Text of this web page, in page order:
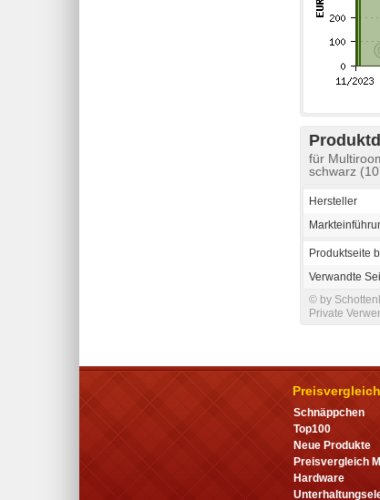
für
schwarz
Hersteller
Produktseite
Verwandte
© by
Private
Preisvergleich
Schnäppchen
Top100
Neue Produkte
Preisvergleich
Hardware